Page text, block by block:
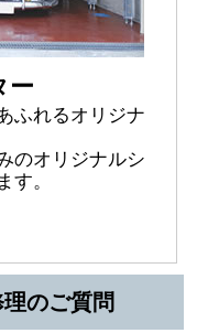
ー
ふれるオリジナ
のオリジナルシ
す。
のご質問